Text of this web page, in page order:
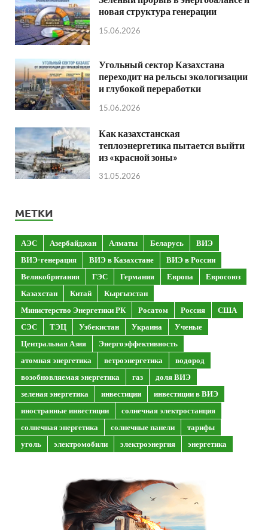
новая структура генерации
15.06.2026
Угольный сектор Казахстана
переходит на рельсы экологизации
и глубокой переработки
15.06.2026
Как казахстанская
теплоэнергетика пытается выйти
из «красной зоны»
31.05.2026
МЕТКИ
АЭС Азербайджан Алматы Беларусь
ВИЭ
ВИЭ-генерация
ВИЭ в Казахстане
ВИЭ в России
Великобритания
ГЭС Германия Европа
Евросоюз
Казахстан
Китай
Кыргызстан
Министерство Энергетики РК
Росатом Россия
США
СЭС
ТЭЦ Узбекистан Украина
Ученые
Центральная Азия
Энергоэффективность
атомная энергетика
ветроэнергетика
водород
возобновляемая энергетика
газ
доля ВИЭ
зеленая энергетика
инвестиции
инвестиции в ВИЭ
иностранные инвестиции
солнечная электростанция
солнечная энергетика
солнечные панели
тарифы
уголь
электромобили электроэнергия энергетика